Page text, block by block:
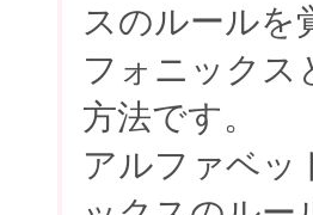
スのルールを
フォニックス
方法です。
アルファベッ